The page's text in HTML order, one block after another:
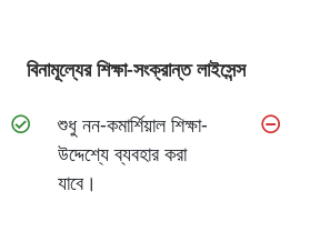
বিনামূল্যের শিক্ষা-সংক্রান্ত লাইসেন্স
শুধু নন-কমার্শিয়াল শিক্ষা-
উদ্দেশ্যে ব্যবহার করা
যাবে।